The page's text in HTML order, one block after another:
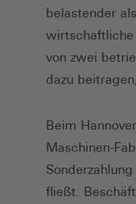
belastender
wirtschaftliche
von zwei
dazu
Beim
Maschinen-
fließt.